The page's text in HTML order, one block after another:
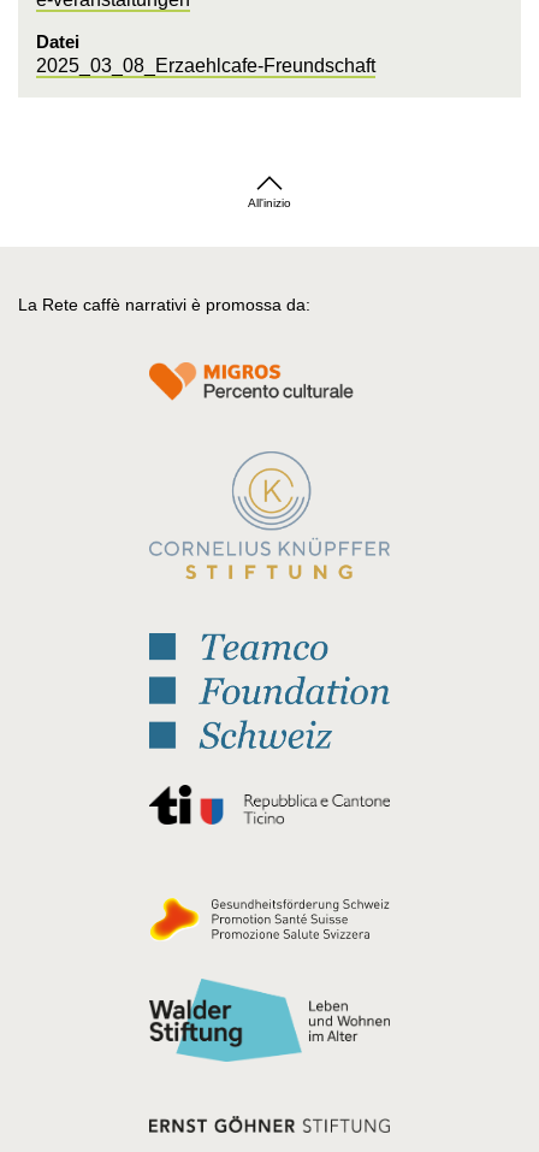
Datei
2025_03_08_Erzaehlcafe-Freundschaft
All'inizio
La Rete caffè narrativi è promossa da: